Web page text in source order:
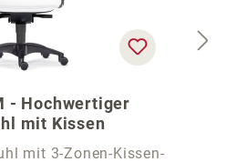
- Hochwertiger
mit Kissen
mit 3-Zonen-Kissen-